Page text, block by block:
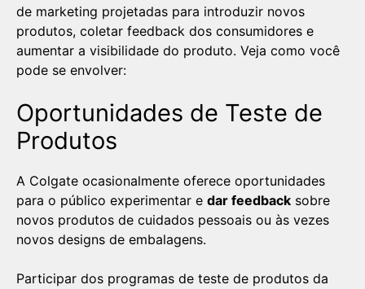
de marketing projetadas para introduzir novos
produtos, coletar feedback dos consumidores e
aumentar a visibilidade do produto. Veja como você
pode se envolver:
Oportunidades de Teste de
Produtos
A Colgate ocasionalmente oferece oportunidades
para o público experimentar e dar feedback sobre
novos produtos de cuidados pessoais ou às vezes
novos designs de embalagens.
Participar dos programas de teste de produtos da